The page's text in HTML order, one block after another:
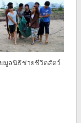
มูลนิธิช่วยชีวิตสัตว์